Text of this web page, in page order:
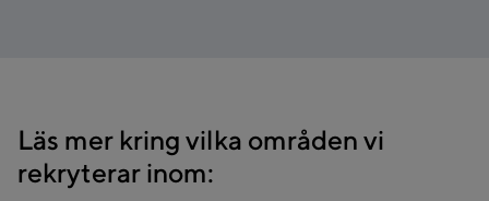
Läs mer kring vilka områden vi
rekryterar inom: